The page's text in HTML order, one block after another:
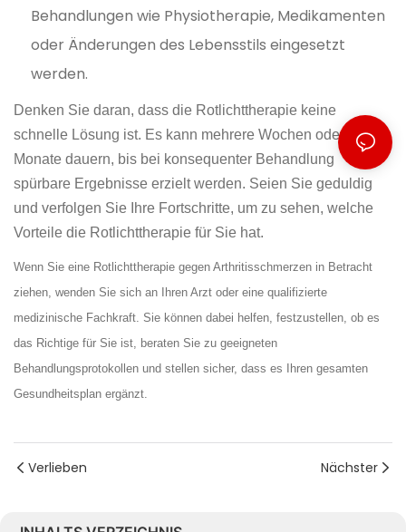
Behandlungen wie Physiotherapie, Medikamenten
oder Änderungen des Lebensstils eingesetzt
werden.
Denken Sie daran, dass die Rotlichttherapie keine
schnelle Lösung ist. Es kann mehrere Wochen oder sogar
Monate dauern, bis bei konsequenter Behandlung
spürbare Ergebnisse erzielt werden. Seien Sie geduldig
und verfolgen Sie Ihre Fortschritte, um zu sehen, welche
Vorteile die Rotlichttherapie für Sie hat.
Wenn Sie eine Rotlichttherapie gegen Arthritisschmerzen in Betracht
ziehen, wenden Sie sich an Ihren Arzt oder eine qualifizierte
medizinische Fachkraft. Sie können dabei helfen, festzustellen, ob es
das Richtige für Sie ist, beraten Sie zu geeigneten
Behandlungsprotokollen und stellen sicher, dass es Ihren gesamten
Gesundheitsplan ergänzt.
Verlieben Nächster